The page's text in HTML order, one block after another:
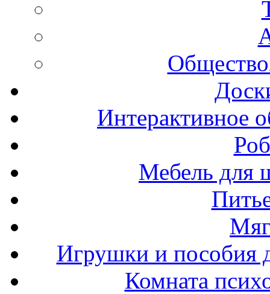
Интерактивное
Мебель для
Игрушки и пособия
Комната